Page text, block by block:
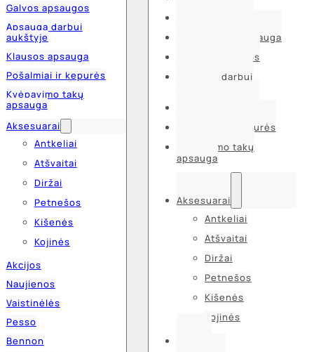
Galvos apsaugos
Apsauga darbui
aukštyje
Klausos apsauga
Pošalmiai ir kepurės
Kvėpavimo takų
apsauga
Aksesuarai
Antkeliai
Atšvaitai
Diržai
Petnešos
Kišenės
Kojinės
Akcijos
Naujienos
Vaistinėlės
Pesso
Bennon
Akių ir veido apsauga
Galvos apsaugos
Apsauga darbui
Pošalmiai ir kepurės
Kvėpavimo takų
apsauga
Aksesuarai
Antkeliai
Atšvaitai
Diržai
Petnešos
Kišenės
Kojinės